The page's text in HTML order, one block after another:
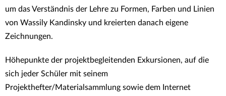
um das Verständnis der Lehre zu Formen, Farben und Linien
von Wassily Kandinsky und kreierten danach eigene
Zeichnungen.
Höhepunkte der projektbegleitenden Exkursionen, auf die
sich jeder Schüler mit seinem
Projekthefter/Materialsammlung sowie dem Internet